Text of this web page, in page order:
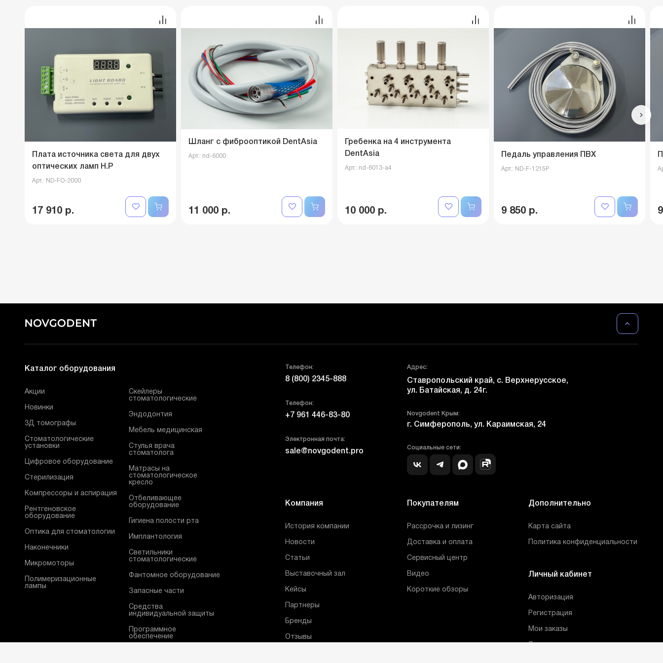
Плата источника света для двух
оптических ламп Н.Р
Арт.: ND-FO-2000
17 910 р.
Шланг с фиброоптикой DentAsia
Арт.: nd-6000
11 000 р.
Гребенка на 4 инструмента
DentAsia
Арт.: nd-6013-a4
10 000 р.
Педаль управления ПВХ
Арт.: ND-F-1215P
9 850 р.
Телефон:
8 (800) 2345-888
Телефон:
+7 961 446-83-80
Электронная почта:
sale@novgodent.pro
Адрес:
Ставропольский край, с. Верхнерусское,
ул. Батайская, д. 24г.
Novgodent Крым:
г. Симферополь, ул. Караимская, 24
Социальные сети:
Компания
История компании
Новости
Статьи
Выставочный зал
Кейсы
Партнеры
Бренды
Отзывы
Покупателям
Рассрочка и лизинг
Доставка и оплата
Сервисный центр
Видео
Короткие обзоры
Дополнительно
Карта сайта
Политика конфиденциальности
Личный кабинет
Авторизация
Регистрация
Мои заказы
Каталог оборудования
Акции
Новинки
3Д томографы
Стоматологические
установки
Цифровое оборудование
Стерилизация
Компрессоры и аспирация
Рентгеновское
оборудование
Оптика для стоматологии
Наконечники
Микромоторы
Полимеризационные
лампы
Скейлеры
стоматологические
Эндодонтия
Мебель медицинская
Стулья врача
стоматолога
Матрасы на
стоматологическое
кресло
Отбеливающее
оборудование
Гигиена полости рта
Имплантология
Светильники
стоматологические
Фантомное оборудование
Запасные части
Средства
индивидуальной защиты
Программное
обеспечение